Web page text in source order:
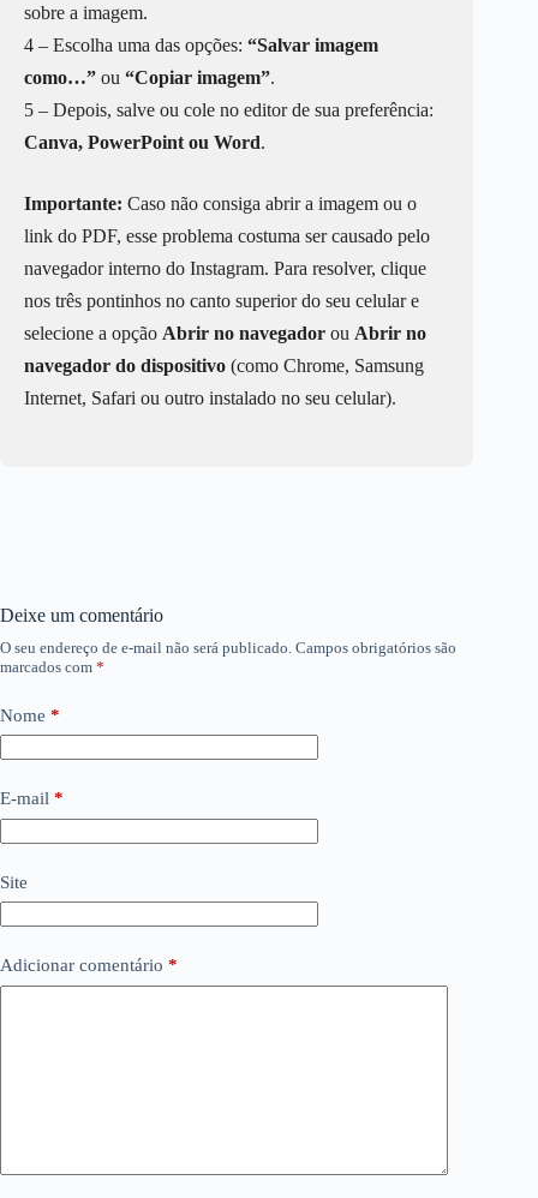
sobre a imagem.
4 – Escolha uma das opções: “Salvar imagem
como…” ou “Copiar imagem”.
5 – Depois, salve ou cole no editor de sua preferência:
Canva, PowerPoint ou Word.
Importante: Caso não consiga abrir a imagem ou o
link do PDF, esse problema costuma ser causado pelo
navegador interno do Instagram. Para resolver, clique
nos três pontinhos no canto superior do seu celular e
selecione a opção Abrir no navegador ou Abrir no
navegador do dispositivo (como Chrome, Samsung
Internet, Safari ou outro instalado no seu celular).
Deixe um comentário
O seu endereço de e-mail não será publicado. Campos obrigatórios são
marcados com *
Nome *
E-mail *
Site
Adicionar comentário *